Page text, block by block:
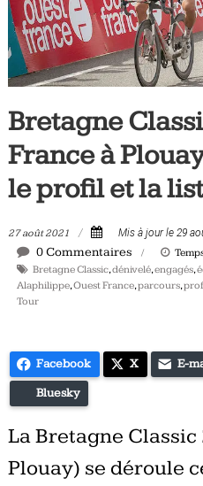
Tous
les
jours,
votre
vélo
et
triathlon
Bretagne
France à
le profil et la
27 août 2021 Mis à jour le 29
0 Commentaires
Bretagne Classic,dénivelé,engagés,
Alaphilippe,Ouest France,parcours,
Tour
Facebook X E-
Bluesky
La Bretagne Classic
Plouay) se déroule